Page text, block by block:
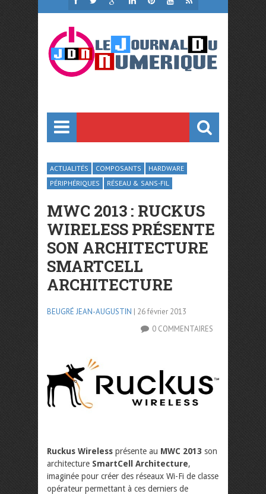
ACTUALITÉS COMPOSANTS
HARDWARE
PÉRIPHÉRIQUES
RÉSEAU & SANS-FIL
MWC 2013 : RUCKUS
WIRELESS PRÉSENTE
SON ARCHITECTURE
SMARTCELL
ARCHITECTURE
BEUGRÉ JEAN-AUGUSTIN | 26 février 2013
0 COMMENTAIRES
Ruckus Wireless présente au MWC 2013 son
architecture SmartCell Architecture,
imaginée pour créer des réseaux Wi-Fi de classe
opérateur permettant à ces derniers de